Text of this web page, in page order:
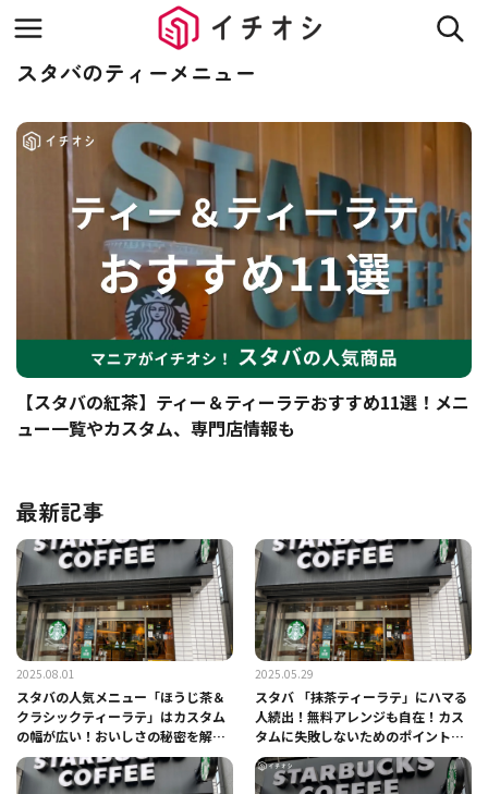
スタバのティーメニュー
【スタバの紅茶】ティー＆ティーラテおすすめ11選！メニ
ュー一覧やカスタム、専門店情報も
最新記事
2025.08.01
スタバの人気メニュー「ほうじ茶＆
クラシックティーラテ」はカスタム
の幅が広い！おいしさの秘密を解
説！
2025.05.29
スタバ 「抹茶ティーラテ」にハマる
人続出！無料アレンジも自在！カス
タムに失敗しないためのポイント
は？